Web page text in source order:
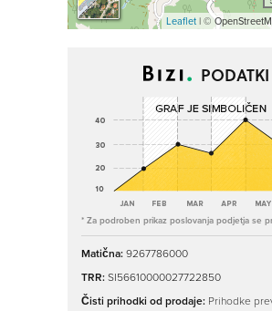
Leaflet| ©
PODATKI
* Za podroben prikaz poslovanja podjetja se
Matična:9267786000
TRR:SI56610000027722850
Čisti prihodki od prodaje: Prihodke